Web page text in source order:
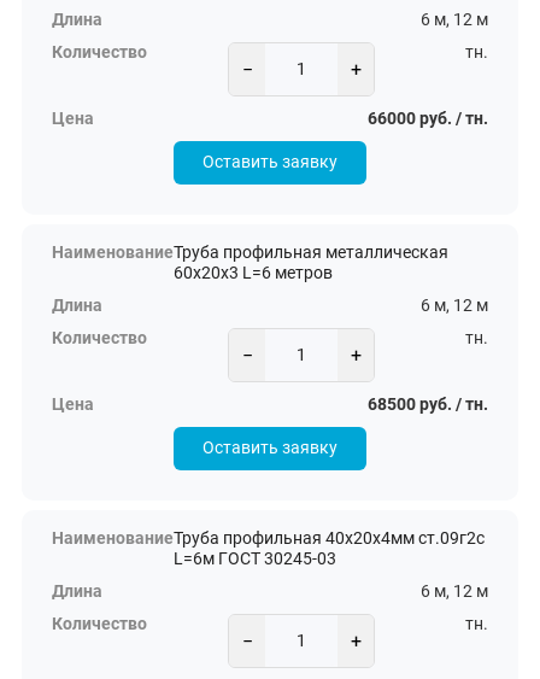
6 м, 12 м
− +
тн.
66000 руб. / тн.
Оставить заявку
Труба профильная металлическая
60х20х3 L=6 метров
6 м, 12 м
− +
тн.
68500 руб. / тн.
Оставить заявку
Труба профильная 40х20х4мм ст.09г2с
L=6м ГОСТ 30245-03
6 м, 12 м
− +
тн.